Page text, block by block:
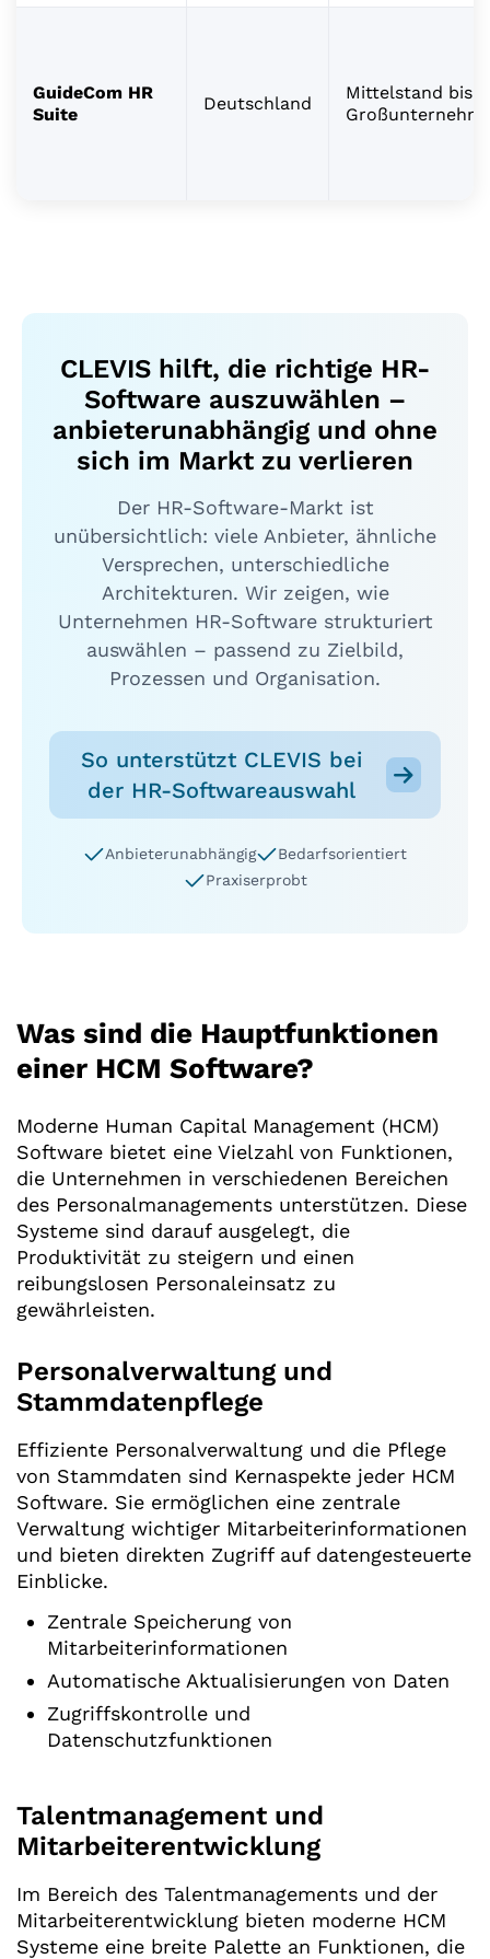
GuideCom HR
Suite
Deutschland
Mittelstand bis
CLEVIS hilft, die richtige HR-
Software auszuwählen –
anbieterunabhängig und ohne
sich im Markt zu verlieren
Der HR-Software-Markt ist
unübersichtlich: viele Anbieter, ähnliche
Versprechen, unterschiedliche
Architekturen. Wir zeigen, wie
Unternehmen HR-Software strukturiert
auswählen – passend zu Zielbild,
Prozessen und Organisation.
So unterstützt CLEVIS bei
der HR-Softwareauswahl
Anbieterunabhängig
Bedarfsorientiert
Praxiserprobt
Was sind die Hauptfunktionen
einer HCM Software?
Moderne Human Capital Management (HCM)
Software bietet eine Vielzahl von Funktionen,
die Unternehmen in verschiedenen Bereichen
des Personalmanagements unterstützen. Diese
Systeme sind darauf ausgelegt, die
Produktivität zu steigern und einen
reibungslosen Personaleinsatz zu
gewährleisten.
Personalverwaltung und
Stammdatenpflege
Effiziente Personalverwaltung und die Pflege
von Stammdaten sind Kernaspekte jeder HCM
Software. Sie ermöglichen eine zentrale
Verwaltung wichtiger Mitarbeiterinformationen
und bieten direkten Zugriff auf datengesteuerte
Einblicke.
Zentrale Speicherung von
Mitarbeiterinformationen
Automatische Aktualisierungen von Daten
Zugriffskontrolle und
Datenschutzfunktionen
Talentmanagement und
Mitarbeiterentwicklung
Im Bereich des Talentmanagements und der
Mitarbeiterentwicklung bieten moderne HCM
Systeme eine breite Palette an Funktionen, die